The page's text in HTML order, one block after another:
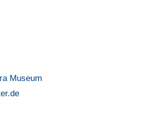
Museum